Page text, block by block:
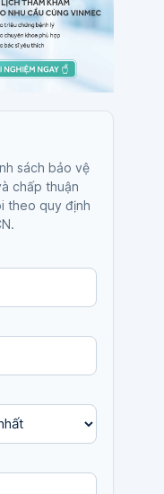
sách bảo vệ
chấp thuận
theo quy định